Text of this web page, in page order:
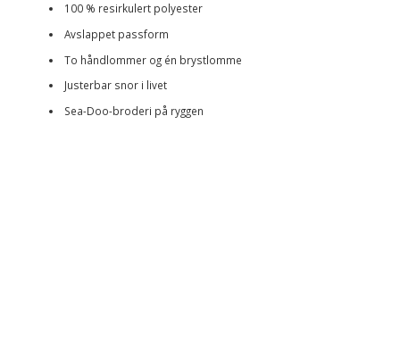
100 % resirkulert polyester
Avslappet passform
To håndlommer og én brystlomme
Justerbar snor i livet
Sea-Doo-broderi på ryggen